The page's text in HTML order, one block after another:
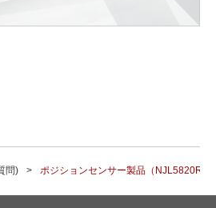
問) ポジションセンサー製品（NJL5820R,